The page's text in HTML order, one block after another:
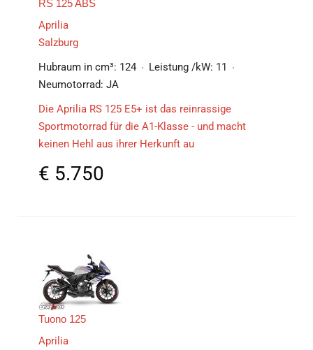
RS 125 ABS
Aprilia
Salzburg
Hubraum in cm³: 124 Leistung /kW: 11
Neumotorrad: JA
Die Aprilia RS 125 E5+ ist das reinrassige
Sportmotorrad für die A1-Klasse - und macht
keinen Hehl aus ihrer Herkunft au
€ 5.750
Tuono 125
Aprilia